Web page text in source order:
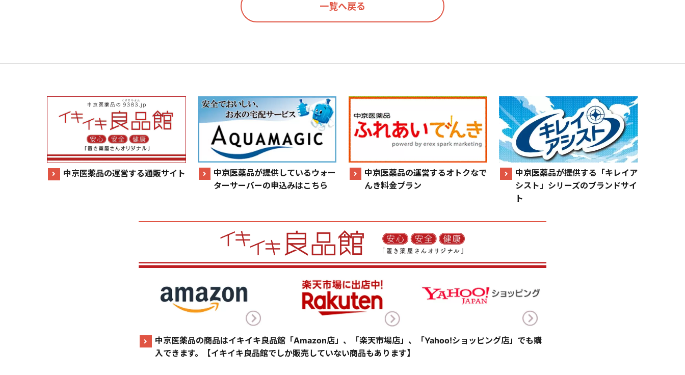
一覧へ戻る
中京医薬品の運営する通販サイト
中京医薬品が提供しているウォー
ターサーバーの申込みはこちら
中京医薬品の運営するオトクなで
んき料金プラン
中京医薬品が提供する「キレイア
シスト」シリーズのブランドサイ
ト
中京医薬品の商品はイキイキ良品館「Amazon店」、「楽天市場店」、「Yahoo!ショッピング店」でも購
入できます。【イキイキ良品館でしか販売していない商品もあります】